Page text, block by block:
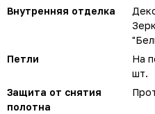
Внутренняя отделка
Петли
На
шт.
Защита от снятия
полотна